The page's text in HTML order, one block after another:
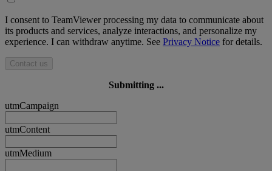
I consent to TeamViewer processing my data to communicate about
its products and services, analyze interactions, and personalize my
experience. I can withdraw anytime. See Privacy Notice for details.
Contact us
Submitting ...
utmCampaign
utmContent
utmMedium